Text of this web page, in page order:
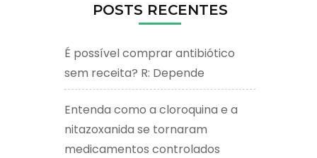
POSTS RECENTES
É possível comprar antibiótico
sem receita? R: Depende
Entenda como a cloroquina e a
nitazoxanida se tornaram
medicamentos controlados